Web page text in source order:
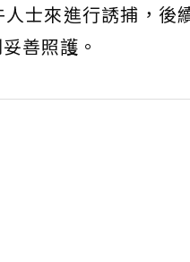
士來進行誘捕，
善照護。